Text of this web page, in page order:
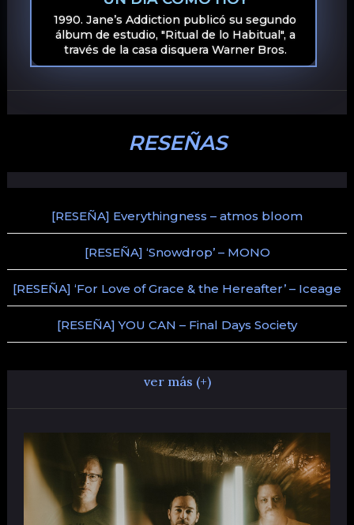
1990. Jane’s Addiction publicó su segundo
álbum de estudio, "Ritual de lo Habitual", a
través de la casa disquera Warner Bros.
RESEÑAS
[RESEÑA] Everythingness – atmos bloom
[RESEÑA] ‘Snowdrop’ – MONO
[RESEÑA] ‘For Love of Grace & the Hereafter’ – Iceage
[RESEÑA] YOU CAN – Final Days Society
ver más (+)